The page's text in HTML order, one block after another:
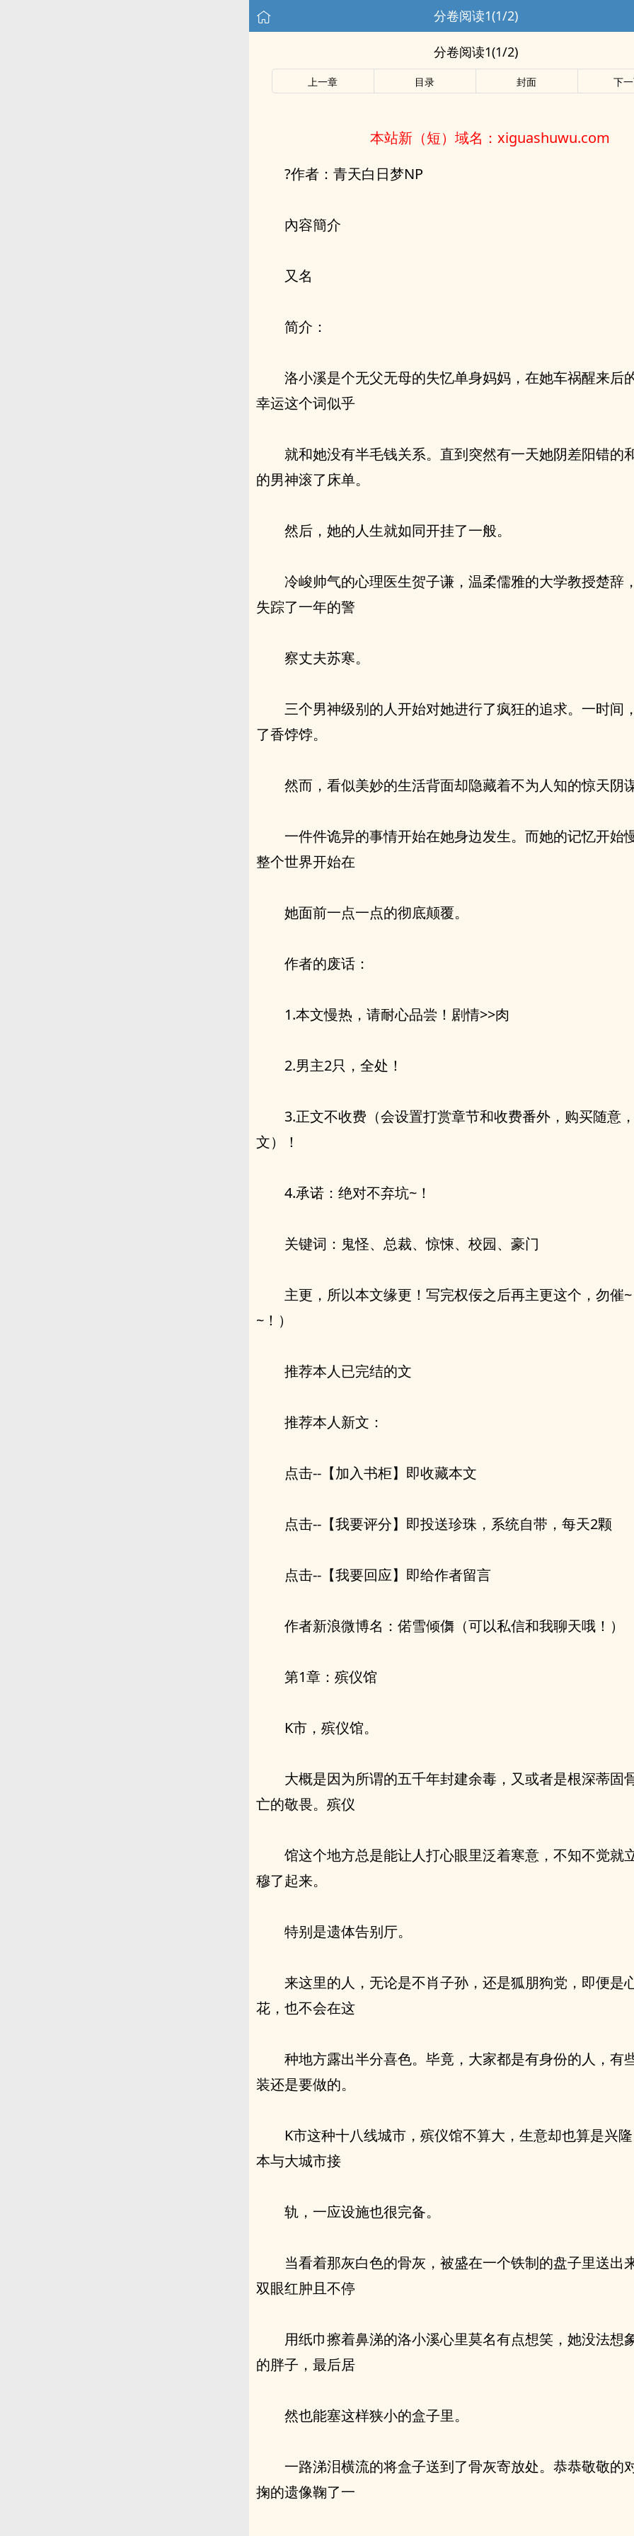
分卷阅读1(1/2)
分卷阅读1(1/2)
上一章 目录 封面 下
本站新（短）域名：xiguashuwu.com
?作者：青天白日梦NP
內容簡介
又名
简介：
洛小溪是个无父无母的失忆单身妈妈，在她车祸醒来后
幸运这个词似乎
就和她没有半毛钱关系。直到突然有一天她阴差阳错的
的男神滚了床单。
然后，她的人生就如同开挂了一般。
冷峻帅气的心理医生贺子谦，温柔儒雅的大学教授楚辞
失踪了一年的警
察丈夫苏寒。
三个男神级别的人开始对她进行了疯狂的追求。一时间
了香饽饽。
然而，看似美妙的生活背面却隐藏着不为人知的惊天阴
一件件诡异的事情开始在她身边发生。而她的记忆开始
整个世界开始在
她面前一点一点的彻底颠覆。
作者的废话：
1.本文慢热，请耐心品尝！剧情>>肉
2.男主2只，全处！
3.正文不收费（会设置打赏章节和收费番外，购买随意
文）！
4.承诺：绝对不弃坑~！
关键词：鬼怪、总裁、惊悚、校园、豪门
主更，所以本文缘更！写完权佞之后再主更这个，勿催
~！）
推荐本人已完结的文
推荐本人新文：
点击--【加入书柜】即收藏本文
点击--【我要评分】即投送珍珠，系统自带，每天2颗
点击--【我要回应】即给作者留言
作者新浪微博名：偌雪倾儛（可以私信和我聊天哦！）
第1章：殡仪馆
K市，殡仪馆。
大概是因为所谓的五千年封建余毒，又或者是根深蒂固
亡的敬畏。殡仪
馆这个地方总是能让人打心眼里泛着寒意，不知不觉就
穆了起来。
特别是遗体告别厅。
来这里的人，无论是不肖子孙，还是狐朋狗党，即便是
花，也不会在这
种地方露出半分喜色。毕竟，大家都是有身份的人，有
装还是要做的。
K市这种十八线城市，殡仪馆不算大，生意却也算是兴
本与大城市接
轨，一应设施也很完备。
当看着那灰白色的骨灰，被盛在一个铁制的盘子里送出
双眼红肿且不停
用纸巾擦着鼻涕的洛小溪心里莫名有点想笑，她没法想
的胖子，最后居
然也能塞这样狭小的盒子里。
一路涕泪横流的将盒子送到了骨灰寄放处。恭恭敬敬的
掬的遗像鞠了一